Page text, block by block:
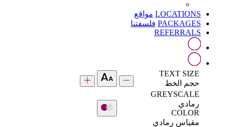
LOCATIONS مواقع
PACKAGES فلسفتنا
REFERRALS
TEXT SIZE
حجم الخط
GREYSCALE
رمادي
COLOR
مقياس رمادي